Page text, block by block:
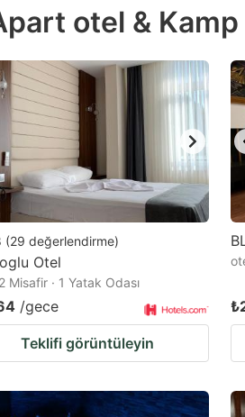
otel & Kamp
(29 değerlendirme)
Otel
Misafir · 1 Yatak Odası
/gece
Teklifi görüntüleyin